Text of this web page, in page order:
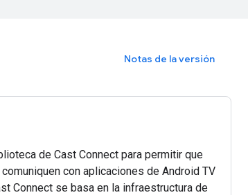
Notas de la versión
de Cast Connect para permitir que
con aplicaciones de Android TV
Connect se basa en la infraestructura de